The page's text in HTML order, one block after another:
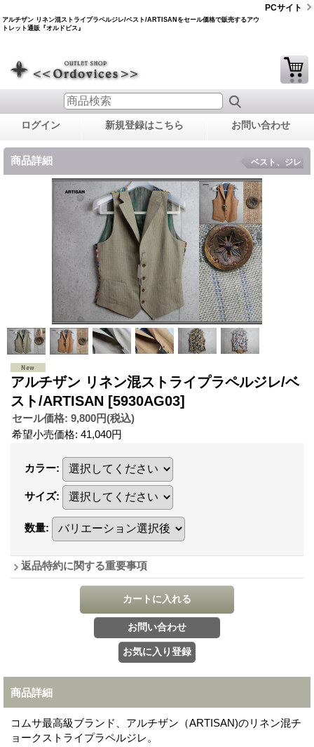
アルチザン リネン混ストライプラペルジレ/ベスト/ARTISANをセール価格で販売するアウ
トレット通販『オルドビス』
PCサイト
ログイン 新規登録はこちら お問い合わせ
商品詳細 ベスト、ジレ
アルチザン リネン混ストライプラペルジレ/ベ
スト/ARTISAN [5930AG03]
セール価格: 9,800円(税込)
希望小売価格: 41,040円
カラー:
サイズ:
数量:
返品特約に関する重要事項
商品詳細
コムサ最高級ブランド、アルチザン（ARTISAN)のリネン混チ
ョークストライプラペルジレ。